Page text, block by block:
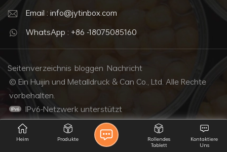
Email : info@jytinbox.com
WhatsApp : +86 -18075085160
Seitenverzeichnis bloggen Nachricht
© Ein Huijin und Metalldruck & Can Co., Ltd. Alle Rechte
vorbehalten.
IPv6-Netzwerk unterstützt
Heim Produkte
Kontaktiere
Uns
Rollendes
Tablett